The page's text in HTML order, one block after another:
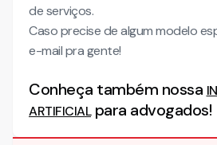
de serviços.
Caso precise de algum modelo
e-mail pra gente!
Conheça também nossa
ARTIFICIALpara advogados!